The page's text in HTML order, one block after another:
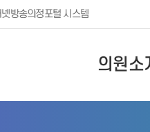
방송의정포털 시스템
의원소